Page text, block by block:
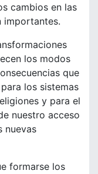
cambios en las
importantes.
los modos
que
los sistemas
y para el
nuestro acceso
nuevas
formarse los